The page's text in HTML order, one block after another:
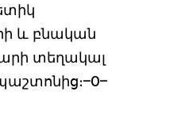
և բնական
տեղակալ